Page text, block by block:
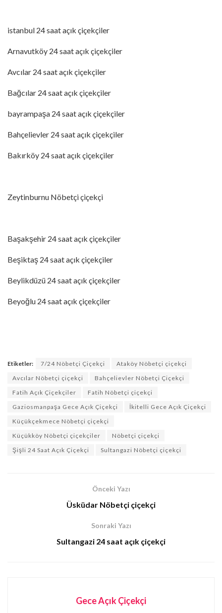
istanbul 24 saat açık çiçekçiler
Arnavutköy 24 saat açık çiçekçiler
Avcılar 24 saat açık çiçekçiler
Bağcılar 24 saat açık çiçekçiler
bayrampaşa 24 saat açık çiçekçiler
Bahçelievler 24 saat açık çiçekçiler
Bakırköy 24 saat açık çiçekçiler
Zeytinburnu Nöbetçi çiçekçi
Başakşehir 24 saat açık çiçekçiler
Beşiktaş 24 saat açık çiçekçiler
Beylikdüzü 24 saat açık çiçekçiler
Beyoğlu 24 saat açık çiçekçiler
Etiketler: 7/24 Nöbetçi Çiçekçi
Ataköy Nöbetçi çiçekçi
Avcılar Nöbetçi çiçekçi
Bahçelievler Nöbetçi Çiçekçi
Fatih Açık Çiçekçiler
Fatih Nöbetçi çiçekçi
Gaziosmanpaşa Gece Açık Çiçekçi
İkitelli Gece Açık Çiçekçi
Küçükçekmece Nöbetçi çiçekçi
Küçükköy Nöbetçi çiçekçiler
Nöbetçi çiçekçi
Şişli 24 Saat Açık Çiçekçi
Sultangazi Nöbetçi çiçekçi
Önceki Yazı
Üsküdar Nöbetçi çiçekçi
Sonraki Yazı
Sultangazi 24 saat açık çiçekçi
Gece Açık Çiçekçi